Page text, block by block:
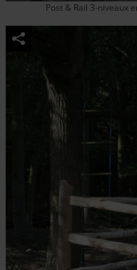
Post & Rail 3-niveaux